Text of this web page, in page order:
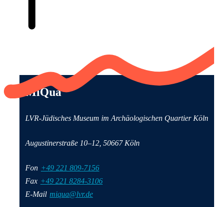
Anschrift und Kontaktinformationen
MiQua
LVR-Jüdisches Museum im Archäologischen Quartier Köln
Augustinerstraße 10–12, 50667 Köln
Fon +49 221 809-7156
Fax +49 221 8284-3106
E-Mail miqua@lvr.de